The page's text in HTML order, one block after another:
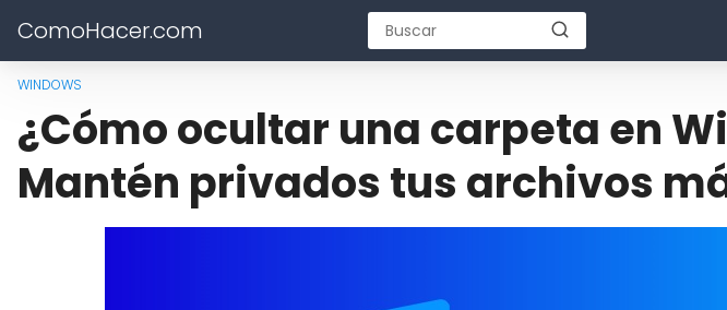
ComoHacer.com
WINDOWS
¿Cómo ocultar una carpeta en
Mantén privados tus archivos